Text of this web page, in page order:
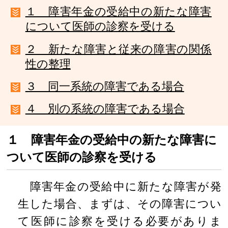
１ 障害年金の受給中の新たな障害
について医師の診察を受ける
２ 新たな障害と従来の障害の関係
性の整理
３ 同一系統の障害である場合
４ 別の系統の障害である場合
１ 障害年金の受給中の新たな障害に
ついて医師の診察を受ける
障害年金の受給中に新たな障害が発
生した場合、まずは、その障害につい
て医師に診察を受ける必要がありま